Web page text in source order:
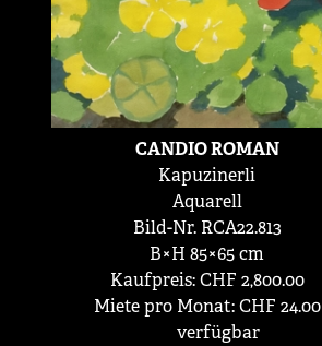
CANDIO ROMAN
Kapuzinerli
Aquarell
Bild-Nr. RCA22.813
B×H 85×65 cm
Kaufpreis: CHF 2,800.00
Miete pro Monat: CHF 24.00
verfügbar